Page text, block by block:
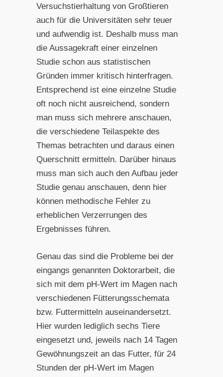
Versuchstierhaltung von Großtieren
auch für die Universitäten sehr teuer
und aufwendig ist. Deshalb muss man
die Aussagekraft einer einzelnen
Studie schon aus statistischen
Gründen immer kritisch hinterfragen.
Entsprechend ist eine einzelne Studie
oft noch nicht ausreichend, sondern
man muss sich mehrere anschauen,
die verschiedene Teilaspekte des
Themas betrachten und daraus einen
Querschnitt ermitteln. Darüber hinaus
muss man sich auch den Aufbau jeder
Studie genau anschauen, denn hier
können methodische Fehler zu
erheblichen Verzerrungen des
Ergebnisses führen.
Genau das sind die Probleme bei der
eingangs genannten Doktorarbeit, die
sich mit dem pH-Wert im Magen nach
verschiedenen Fütterungsschemata
bzw. Futtermitteln auseinandersetzt.
Hier wurden lediglich sechs Tiere
eingesetzt und, jeweils nach 14 Tagen
Gewöhnungszeit an das Futter, für 24
Stunden der pH-Wert im Magen